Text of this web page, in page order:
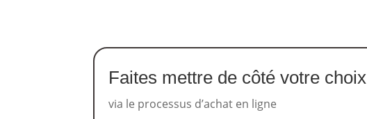
Faites mettre de côté votre choix
via le processus d’achat en ligne